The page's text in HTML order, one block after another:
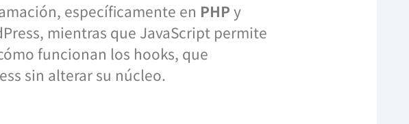
específicamente en PHP y
mientras que JavaScript permite
funcionan los hooks, que
sin alterar su núcleo.